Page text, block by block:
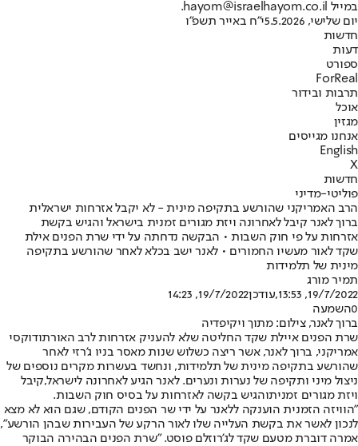
במייל hayom@israelhayom.co.il.
יום שלישי, 5.5.2026
י"ח באייר תשפ"ו
חדשות
דעות
ספורט
ForReal
תרבות ובידור
אוכל
מגזין
אנחנו מגייסים
English
X
חדשות
פוליטי-מדיני
הרב האמריקני שהורשע בתקיפה מינית - לא יקבל אזרחות ישראלית
ברוך לאנר קיבל לאחרונה ויזת מגורים זמנית בישראל והגיש בקשת
אזרחות על פי חוק השבות • הבקשה נדחתה על ידי שרת הפנים אילת
שקד לאור מעשיו החמורים • לאנר ישב בכלא לאחר שהורשע בתקיפה
מינית של תלמידות
תמיר מורג
19/7/2022, 13:53
,עודכן19/7/2022, 14:23
0השמעה
ברוך לאנר, צילום: מתוך ויקיפדיה
שרת הפנים איילת שקד החליטה שלא להעניק אזרחות לרב האורתודוקסי
אמריקני, ברוך לאנר, אשר ריצה כשלוש שנות מאסר בניו ג'רזי לאחר
שהורשע בתקיפה מינית של תלמידות, ונחשד בעשרות מקרים נוספים של
ניצול מיני ותקיפה של נערות ונערים. לאנר הגיע לאחרונה לישראל,קיבל
ויזת מגורים זמניתוהגיש בקשה לאזרחות על בסיס חוק השבות.
"הוויזה הזמנית הוענקה ללאנר על ידי שר הפנים הקודם, שגם הוא לא מצא
לנכון לאשר את בקשת העלייה שלו לאור הרקע של העבירות שבהן הורשע",
אמרה דוברת מטעם שקד לג'רוזלם פוסט. "שרת הפנים הבהירה הבוקר